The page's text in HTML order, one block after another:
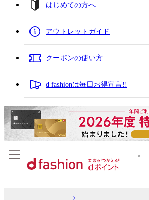
はじめての方へ
アウトレットガイド
クーポンの使い方
d fashionは毎日お得宣言!!